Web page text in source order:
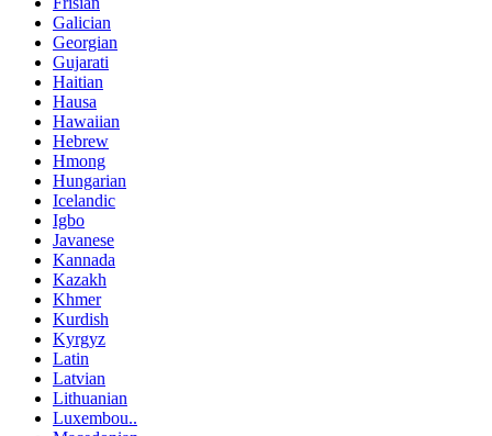
Galician
Georgian
Gujarati
Haitian
Hausa
Hawaiian
Hebrew
Hmong
Hungarian
Icelandic
Igbo
Javanese
Kannada
Kazakh
Khmer
Kurdish
Kyrgyz
Latin
Latvian
Lithuanian
Luxembou..